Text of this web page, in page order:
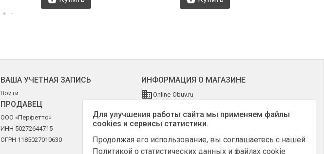
ВАША УЧЕТНАЯ ЗАПИСЬ
Войти
ПРОДАВЕЦ
ООО «Перфетто»
ИНН 50272644715
ОГРН 1185027010630
ИНФОРМАЦИЯ О МАГАЗИНЕ
Online-Obuv.ru
+7 (903) 795-64-14
Для улучшения работы сайта мы применяем файлы
cookies и сервисы статистики.
Продолжая его использование, вы соглашаетесь с нашей
Политикой о статистических данных и файлах cookie